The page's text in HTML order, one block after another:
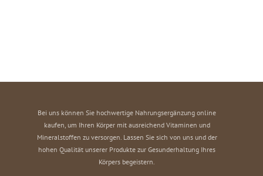
Bei uns können Sie hochwertige Nahrungsergänzung online
kaufen, um Ihren Körper mit ausreichend Vitaminen und
Mineralstoffen zu versorgen. Lassen Sie sich von uns und der
hohen Qualität unserer Produkte zur Gesunderhaltung Ihres
Körpers begeistern.